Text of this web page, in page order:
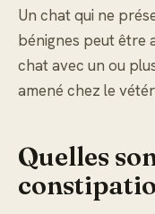
Un chat qui ne
bénignes peut être
chat avec un ou
amené chez le
Quelles